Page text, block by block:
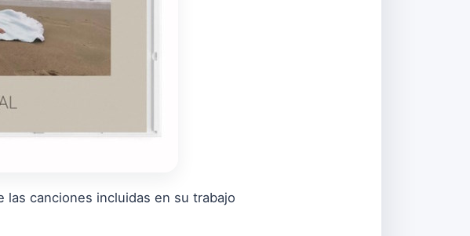
las canciones incluidas en su trabajo